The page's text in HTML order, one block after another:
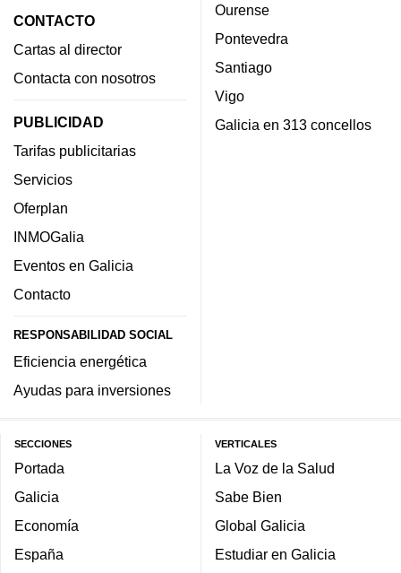
CONTACTO
Cartas al director
Contacta con nosotros
PUBLICIDAD
Tarifas publicitarias
Servicios
Oferplan
INMOGalia
Eventos en Galicia
Contacto
RESPONSABILIDAD SOCIAL
Eficiencia energética
Ayudas para inversiones
Ourense
Pontevedra
Santiago
Vigo
Galicia en 313 concellos
SECCIONES
Portada
Galicia
Economía
España
VERTICALES
La Voz de la Salud
Sabe Bien
Global Galicia
Estudiar en Galicia